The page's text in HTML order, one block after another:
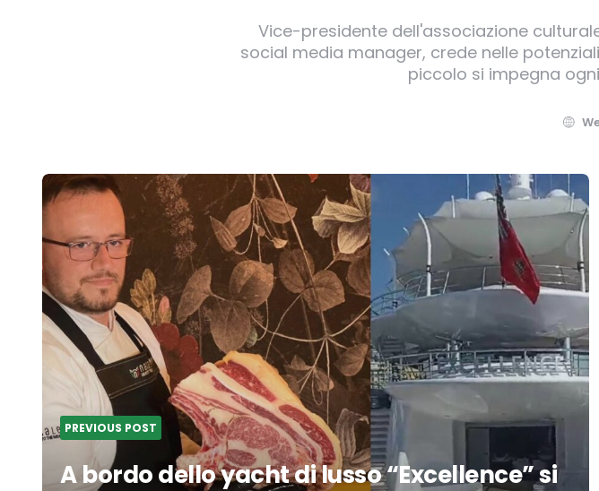
Vice-presidente dell'associazione
social media manager, crede nelle
piccolo si impegna
Post
navigation
PREVIOUS POST
A bordo dello yacht di lusso “Excellence” si